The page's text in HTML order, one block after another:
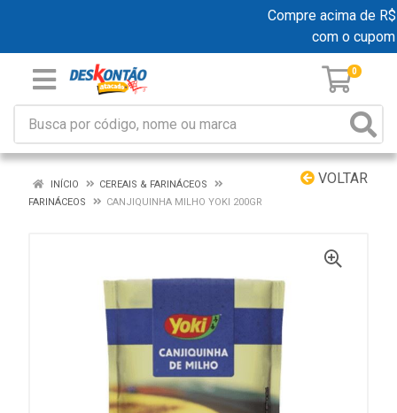
Compre acima de
com o cupom
0
VOLTAR
INÍCIO
CEREAIS & FARINÁCEOS
FARINÁCEOS
CANJIQUINHA MILHO YOKI 200GR